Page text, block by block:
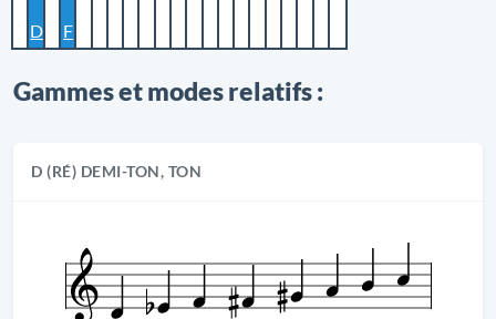
D F
Gammes et modes relatifs :
D (RÉ) DEMI-TON, TON